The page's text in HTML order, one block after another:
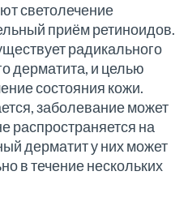
светолечение
приём ретиноидов.
радикального
дерматита, и целью
состояния кожи.
заболевание может
распространяется на
дерматит у них может
в течение нескольких